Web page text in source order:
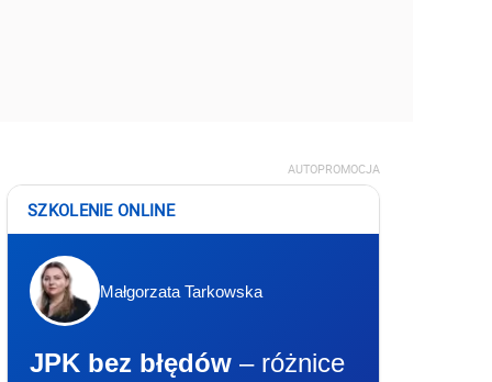
AUTOPROMOCJA
SZKOLENIE ONLINE
Małgorzata Tarkowska
JPK bez błędów – różnice